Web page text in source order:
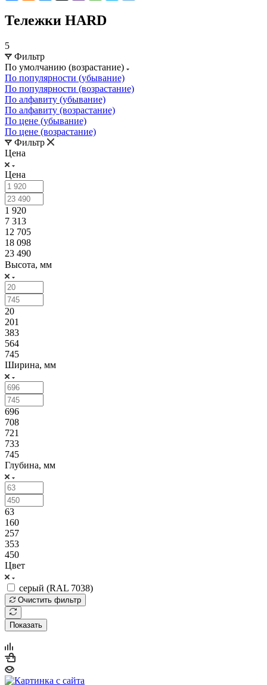
Тележки HARD
5
Фильтр
По умолчанию (возрастание)
По популярности (убывание)
По популярности (возрастание)
По алфавиту (убывание)
По алфавиту (возрастание)
По цене (убывание)
По цене (возрастание)
Фильтр
Цена
Цена
1 920
7 313
12 705
18 098
23 490
Высота, мм
20
201
383
564
745
Ширина, мм
696
708
721
733
745
Глубина, мм
63
160
257
353
450
Цвет
серый (RAL 7038)
Очистить фильтр
Показать